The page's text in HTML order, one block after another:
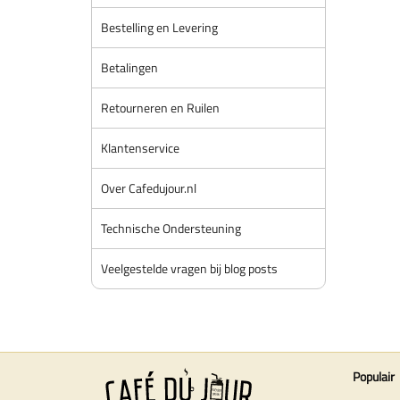
Bestelling en Levering
Betalingen
Retourneren en Ruilen
Klantenservice
Over Cafedujour.nl
Technische Ondersteuning
Veelgestelde vragen bij blog posts
Populair